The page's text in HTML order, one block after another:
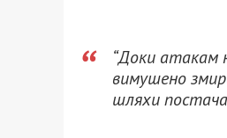
“Доки атакам
вимушено
шляхи